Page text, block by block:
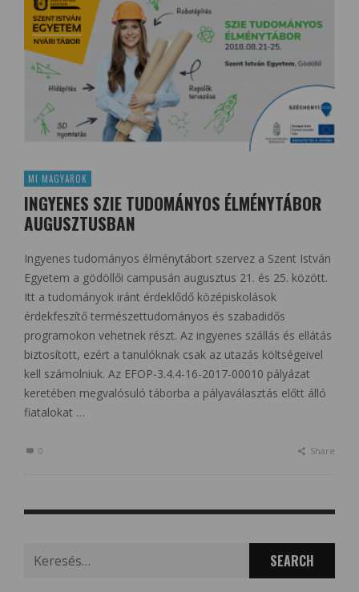
MI MAGYAROK
INGYENES SZIE TUDOMÁNYOS ÉLMÉNYTÁBOR
AUGUSZTUSBAN
Ingyenes tudományos élménytábort szervez a Szent István
Egyetem a gödöllői campusán augusztus 21. és 25. között.
Itt a tudományok iránt érdeklődő középiskolások
érdekfeszítő természettudományos és szabadidős
programokon vehetnek részt. Az ingyenes szállás és ellátás
biztosított, ezért a tanulóknak csak az utazás költségeivel
kell számolniuk. Az EFOP-3.4.4-16-2017-00010 pályázat
keretében megvalósuló táborba a pályaválasztás előtt álló
fiatalokat …
0 Share